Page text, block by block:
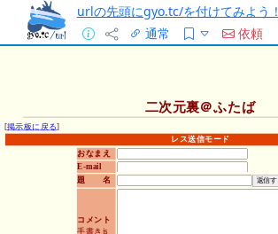
urlの先頭にgyo.tc/を付けてみよう！
通常
依頼